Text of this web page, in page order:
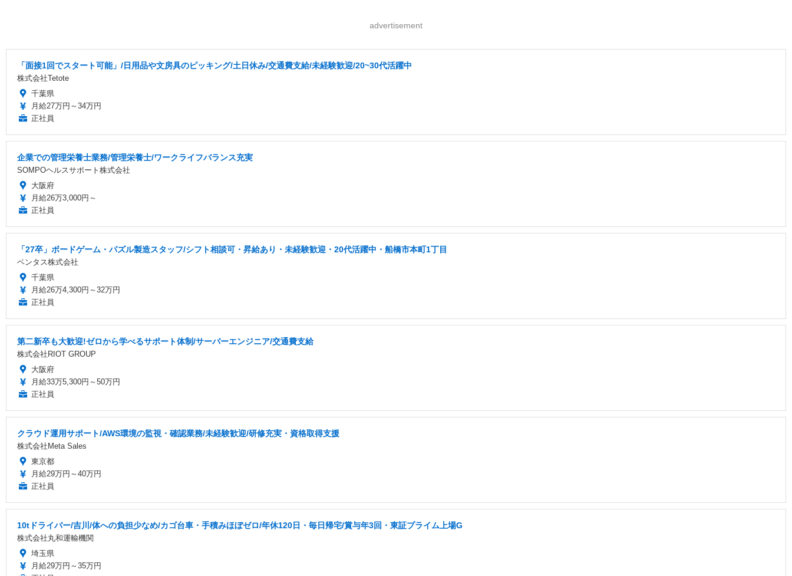
advertisement
「面接1回でスタート可能」/日用品や文房具のピッキング/土日休み/交通費支給/未経験歓迎/20~30代活躍中
株式会社Tetote
千葉県
月給27万円～34万円
正社員
企業での管理栄養士業務/管理栄養士/ワークライフバランス充実
SOMPOヘルスサポート株式会社
大阪府
月給26万3,000円～
正社員
「27卒」ボードゲーム・パズル製造スタッフ/シフト相談可・昇給あり・未経験歓迎・20代活躍中・船橋市本町1丁目
ベンタス株式会社
千葉県
月給26万4,300円～32万円
正社員
第二新卒も大歓迎!ゼロから学べるサポート体制/サーバーエンジニア/交通費支給
株式会社RIOT GROUP
大阪府
月給33万5,300円～50万円
正社員
クラウド運用サポート/AWS環境の監視・確認業務/未経験歓迎/研修充実・資格取得支援
株式会社Meta Sales
東京都
月給29万円～40万円
正社員
10tドライバー/吉川/体への負担少なめ/カゴ台車・手積みほぼゼロ/年休120日・毎日帰宅/賞与年3回・東証プライム上場G
株式会社丸和運輸機関
埼玉県
月給29万円～35万円